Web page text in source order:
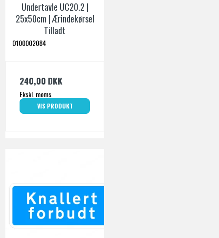
Undertavle UC20.2 |
25x50cm | Ærindekørsel
Tilladt
O100002084
240,00 DKK
Ekskl. moms
VIS PRODUKT